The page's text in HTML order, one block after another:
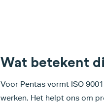
Wat betekent
Voor Pentas vormt ISO
werken. Het helpt ons om